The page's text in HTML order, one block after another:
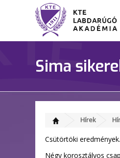
Sima
Hírek
Csütörtöki eredmények.
Négy korosztályos